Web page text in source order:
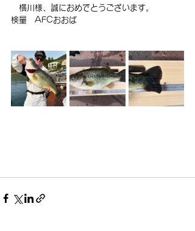
横川様、誠におめでとうございます。
検量　AFCおおば